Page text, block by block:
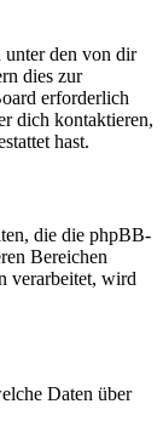
unter den von dir
dies zur
erforderlich
dich kontaktieren,
hast.
die die phpBB-
Bereichen
verarbeitet, wird
Daten über